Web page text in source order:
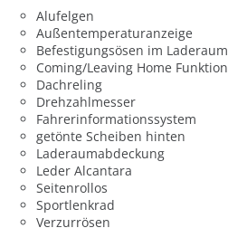
Alufelgen
Außentemperaturanzeige
Befestigungsösen im Laderaum
Coming/Leaving Home Funktion
Dachreling
Drehzahlmesser
Fahrerinformationssystem
getönte Scheiben hinten
Laderaumabdeckung
Leder Alcantara
Seitenrollos
Sportlenkrad
Verzurrösen